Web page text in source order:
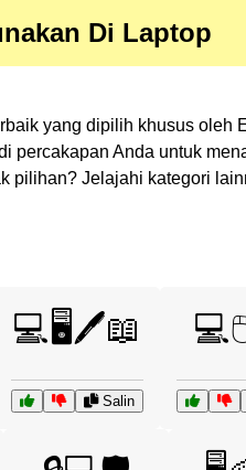
Di Laptop
yang dipilih khusus oleh
percakapan Anda untuk
pilihan? Jelajahi kategori
💻🖥️🖊️📖
Salin